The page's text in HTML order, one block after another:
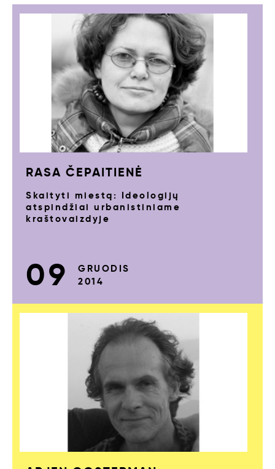
RASA ČEPAITIENĖ
Skaityti miestą: Ideologijų
atspindžiai urbanistiniame
kraštovaizdyje
09
GRUODIS
2014